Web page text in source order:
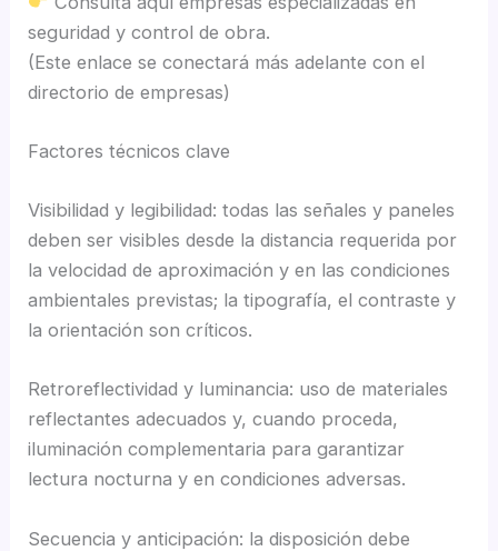
seguridad y control de obra.
(Este enlace se conectará más adelante con el
directorio de empresas)
Factores técnicos clave
Visibilidad y legibilidad: todas las señales y paneles
deben ser visibles desde la distancia requerida por
la velocidad de aproximación y en las condiciones
ambientales previstas; la tipografía, el contraste y
la orientación son críticos.
Retroreflectividad y luminancia: uso de materiales
reflectantes adecuados y, cuando proceda,
iluminación complementaria para garantizar
lectura nocturna y en condiciones adversas.
Secuencia y anticipación: la disposición debe